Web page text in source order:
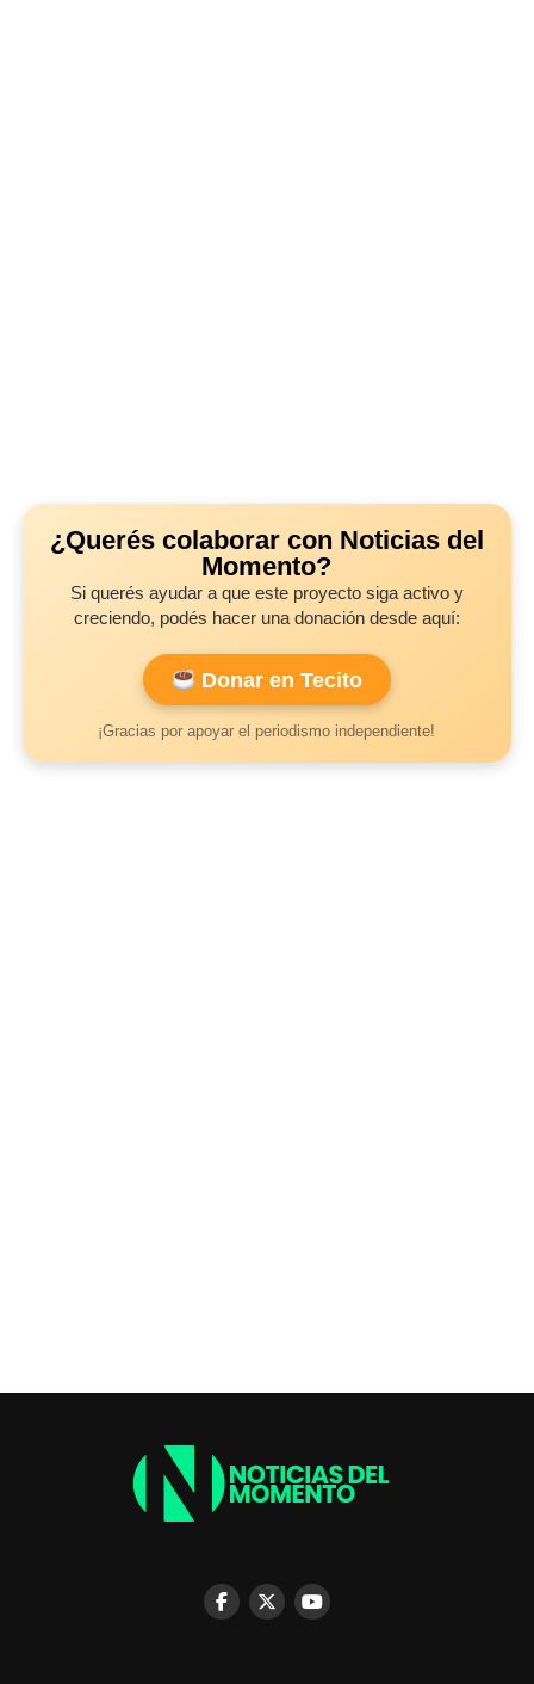
¿Querés colaborar con Noticias del
Momento?
Si querés ayudar a que este proyecto siga activo y
creciendo, podés hacer una donación desde aquí:
Donar en Tecito
¡Gracias por apoyar el periodismo independiente!